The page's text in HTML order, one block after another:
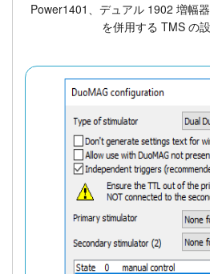
Power1401、デュアル 1902 増幅器
を併用する TMS の